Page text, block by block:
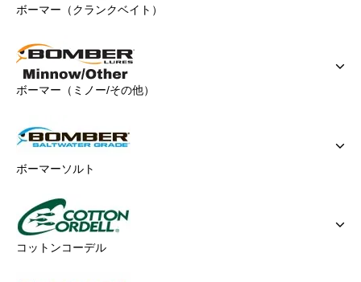
ボーマー（クランクベイト）
ボーマー（ミノー/その他）
ボーマーソルト
コットンコーデル